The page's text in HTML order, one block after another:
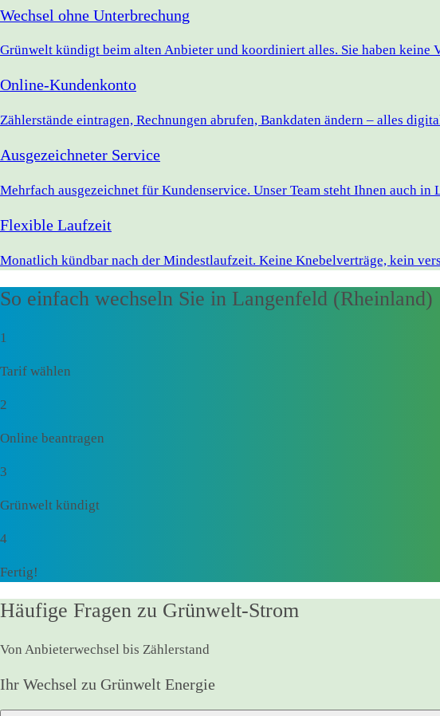
Wechsel ohne Unterbrechung
Grünwelt kündigt beim alten Anbieter und koordiniert alles. Sie haben keine
Online-Kundenkonto
Zählerstände eintragen, Rechnungen abrufen, Bankdaten ändern – alles
Ausgezeichneter Service
Mehrfach ausgezeichnet für Kundenservice. Unser Team steht Ihnen auch in
Flexible Laufzeit
Monatlich kündbar nach der Mindestlaufzeit. Keine Knebelverträge, kein
So einfach wechseln Sie in Langenfeld (Rheinland)
1
Tarif wählen
2
Online beantragen
3
Grünwelt kündigt
4
Fertig!
Häufige Fragen zu Grünwelt-Strom
Von Anbieterwechsel bis Zählerstand
Ihr Wechsel zu Grünwelt Energie